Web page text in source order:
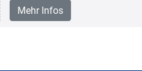
Mehr Infos